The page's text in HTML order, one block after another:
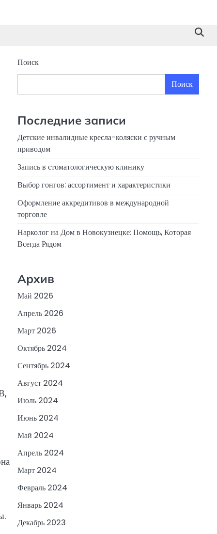
Поиск
Поиск
Последние записи
Детские инвалидные кресла-коляски с ручным
приводом
Запись в стоматологическую клинику
Выбор гонгов: ассортимент и характеристики
Оформление аккредитивов в международной
торговле
Нарколог на Дом в Новокузнецке: Помощь, Которая
Всегда Рядом
Архив
Май 2026
Апрель 2026
Март 2026
Октябрь 2024
Сентябрь 2024
Август 2024
Июль 2024
Июнь 2024
Май 2024
Апрель 2024
Март 2024
Февраль 2024
Январь 2024
Декабрь 2023